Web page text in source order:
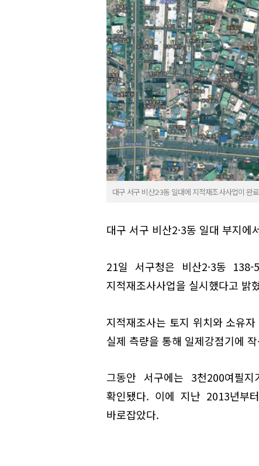
대구 서구 비산2·3동 일대에 지적재조사사업이 완
대구 서구 비산2·3동 일대 부지에
21일 서구청은 비산2·3동
지적재조사사업을 실시했다고 밝
지적재조사는 토지 위치와 소유
실제 측량을 통해 일제강점기에
그동안 서구에는 3천200여필
확인됐다. 이에 지난 2013년부
바로잡았다.